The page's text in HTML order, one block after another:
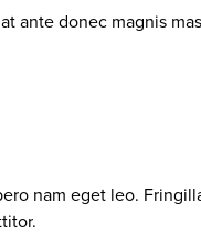
ante donec magnis
nam eget leo.